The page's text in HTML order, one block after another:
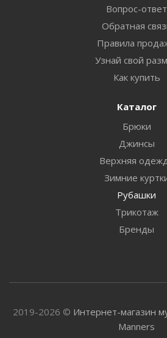
Вопрос-ответ
Обратная
Правила
Узнай свой
Как купить
Каталог
Брюки
Джинсы
Верхняя
Зимние
Рубашки
Трикотаж
Бренды
2019-2026 © Интернет-магазин
Manners